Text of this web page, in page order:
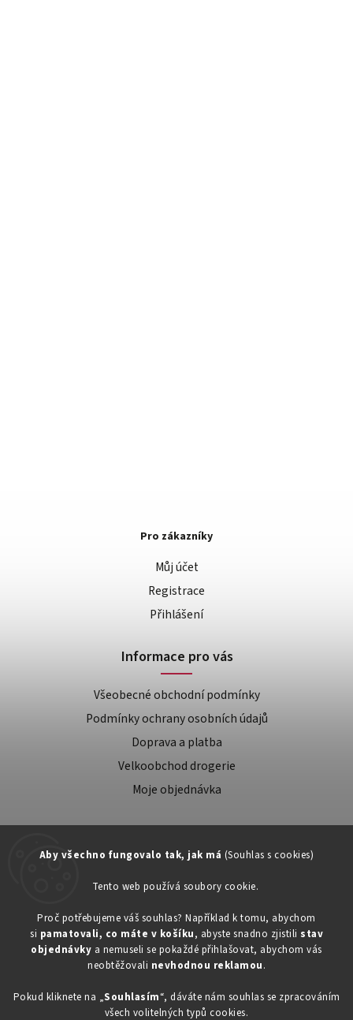
Aby všechno fungovalo tak, jak má (Souhlas s cookies)
Tento web používá soubory cookie.
Proč potřebujeme váš souhlas? Například k tomu, abychom
si pamatovali, co máte v košíku, abyste snadno zjistili stav
objednávky a nemuseli se pokaždé přihlašovat, abychom vás
neobtěžovali nevhodnou reklamou.
Pokud kliknete na „Souhlasím“, dáváte nám souhlas se zpracováním
všech volitelných typů cookies.
734603917
eshop@toner-rl.cz
Pro zákazníky
Můj účet
Registrace
Přihlášení
Informace pro vás
Všeobecné obchodní podmínky
Podmínky ochrany osobních údajů
Doprava a platba
Velkoobchod drogerie
Moje objednávka